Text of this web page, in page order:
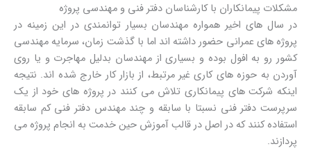
مشکلات پیمانکاران با کارشناسان دفتر فنی و مهندسی پروژه
در سال های اخیر همواره مهندسان بسیار توانمندی در این زمینه در
پروژه های عمرانی حضور داشته اند اما با گذشت زمان، سرمایه مهندسی
کشور رو به افول بوده و بسیاری از مهندسان بدلیل مهاجرت و یا روی
آوردن به حوزه های کاری غیر مرتبط، از بازار کار خارج شده اند. نتیجه
اینکه شرکت های پیمانکاری تلاش می کنند در پروژه های خود از یک
سرپرست دفتر فنی نسبتا با سابقه و چند مهندس دفتر فنی کم سابقه
استفاده کنند که در اصل در قالب آموزش حین خدمت به انجام پروژه می
پردازند.